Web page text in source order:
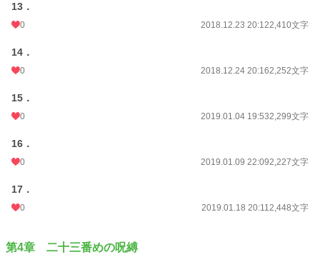
13．
0 2018.12.23 20:122,410文字
14．
0 2018.12.24 20:162,252文字
15．
0 2019.01.04 19:532,299文字
16．
0 2019.01.09 22:092,227文字
17．
0 2019.01.18 20:112,448文字
第4章 二十三番めの呪縛